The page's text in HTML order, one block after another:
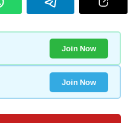
Join Now
Join Now